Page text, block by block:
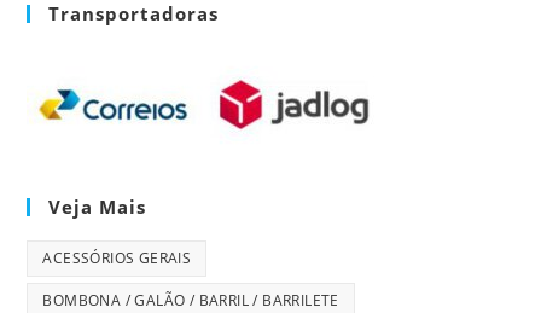
Transportadoras
Veja Mais
ACESSÓRIOS GERAIS
BOMBONA / GALÃO / BARRIL / BARRILETE